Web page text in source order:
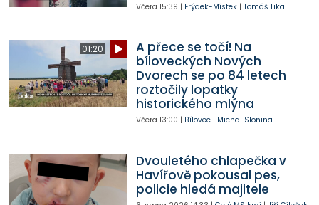
Včera 15:39 | Frýdek-Místek| Tomáš Tikal
01:20
A přece se točí! Na
bíloveckých Nových
Dvorech se po 84 letech
roztočily lopatky
historického mlýna
Včera 13:00 | Bílovec| Michal Slonina
Dvouletého chlapečka v
Havířově pokousal pes,
policie hledá majitele